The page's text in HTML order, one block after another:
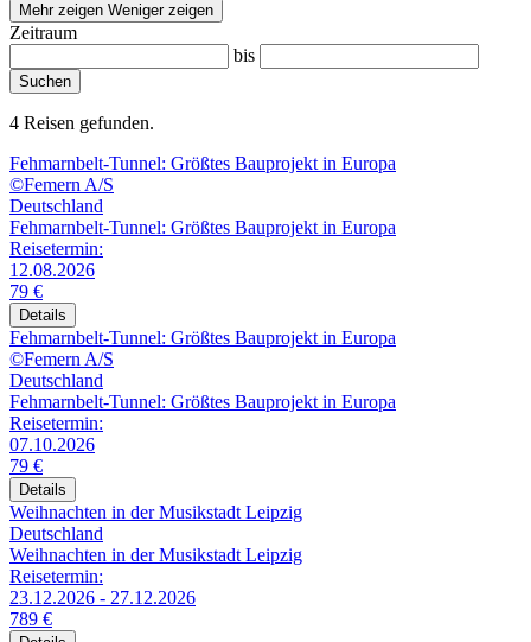
Mehr zeigen Weniger zeigen
Zeitraum
bis
Suchen
4 Reisen gefunden.
Fehmarnbelt-Tunnel: Größtes Bauprojekt in Europa
©Femern A/S
Deutschland
Fehmarnbelt-Tunnel: Größtes Bauprojekt in Europa
Reisetermin:
12.08.2026
79 €
Details
Fehmarnbelt-Tunnel: Größtes Bauprojekt in Europa
©Femern A/S
Deutschland
Fehmarnbelt-Tunnel: Größtes Bauprojekt in Europa
Reisetermin:
07.10.2026
79 €
Details
Weihnachten in der Musikstadt Leipzig
Deutschland
Weihnachten in der Musikstadt Leipzig
Reisetermin:
23.12.2026 - 27.12.2026
789 €